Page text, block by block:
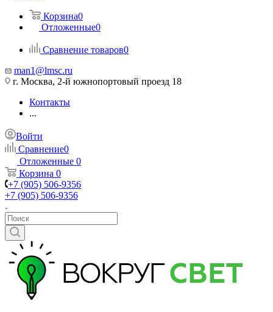
Корзина0
Отложенные0
Сравнение товаров0
man1@lmsc.ru
г. Москва, 2-й южнопортовый проезд 18
Контакты
...
Войти
Сравнение0
Отложенные 0
Корзина 0
+7 (905) 506-9356
+7 (905) 506-9356